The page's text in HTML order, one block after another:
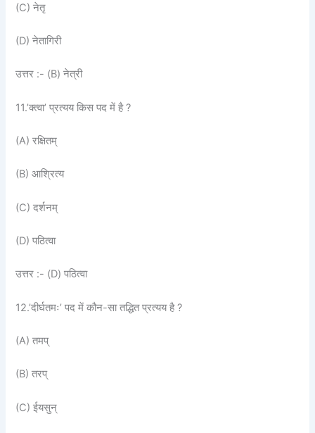
(C) नेतृ
(D) नेतागिरी
उत्तर :- (B) नेत्री
11.’क्त्वा’ प्रत्यय किस पद में है ?
(A) रक्षितम्
(B) आश्रित्य
(C) दर्शनम्
(D) पठित्वा
उत्तर :- (D) पठित्वा
12.’दीर्घतमः’ पद में कौन-सा तद्धित प्रत्यय है ?
(A) तमप्
(B) तरप्
(C) ईयसुन्